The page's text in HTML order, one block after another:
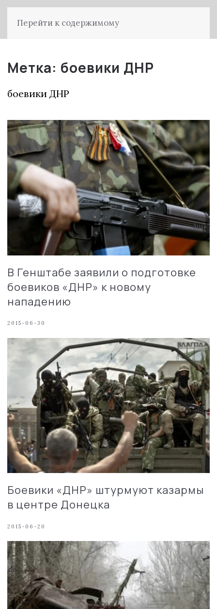
Перейти к содержимому
Метка: боевики ДНР
боевики ДНР
В Генштабе заявили о подготовке
боевиков «ДНР» к новому
нападению
2015-06-30
Боевики «ДНР» штурмуют казармы
в центре Донецка
2015-06-20